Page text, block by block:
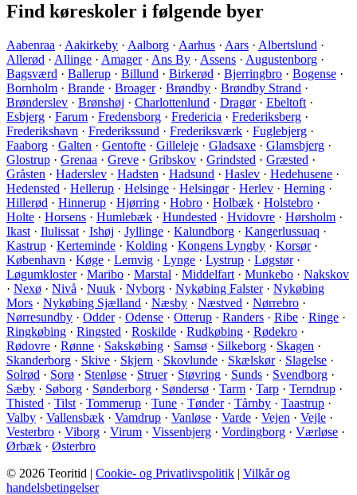
Find køreskoler i følgende byer
Aabenraa · Aakirkeby · Aalborg · Aarhus · Aars · Albertslund ·
Allerød · Allinge · Amager· Ans By · Assens · Augustenborg ·
Bagsværd · Ballerup · Billund · Birkerød · Bjerringbro · Bogense ·
Bornholm · Brande · Broager· Brøndby · Brøndby Strand ·
Brønderslev · Brønshøj · Charlottenlund · Dragør· Ebeltoft ·
Esbjerg · Farum · Fredensborg · Fredericia · Frederiksberg ·
Frederikshavn · Frederikssund · Frederiksværk · Fuglebjerg ·
Faaborg · Galten · Gentofte · Gilleleje · Gladsaxe · Glamsbjerg ·
Glostrup · Grenaa · Greve · Gribskov · Grindsted · Græsted ·
Gråsten · Haderslev · Hadsten · Hadsund · Haslev · Hedehusene ·
Hedensted · Hellerup · Helsinge · Helsingør· Herlev · Herning ·
Hillerød · Hinnerup · Hjørring · Hobro · Holbæk · Holstebro ·
Holte · Horsens · Humlebæk · Hundested · Hvidovre · Hørsholm ·
Ikast · Ilulissat · Ishøj · Jyllinge · Kalundborg · Kangerlussuaq ·
Kastrup · Kerteminde · Kolding · Kongens Lyngby · Korsør·
København · Køge · Lemvig · Lynge · Lystrup · Løgstør·
Løgumkloster· Maribo · Marstal · Middelfart · Munkebo · Nakskov
· Nexø · Nivå · Nuuk · Nyborg · Nykøbing Falster· Nykøbing
Mors · Nykøbing Sjælland · Næsby · Næstved · Nørrebro ·
Nørresundby · Odder· Odense · Otterup · Randers · Ribe · Ringe ·
Ringkøbing · Ringsted · Roskilde · Rudkøbing · Rødekro ·
Rødovre · Rønne · Sakskøbing · Samsø · Silkeborg · Skagen ·
Skanderborg · Skive · Skjern · Skovlunde · Skælskør· Slagelse ·
Solrød · Sorø · Stenløse · Struer· Støvring · Sunds · Svendborg ·
Sæby · Søborg · Sønderborg · Søndersø · Tarm · Tarp · Terndrup ·
Thisted · Tilst · Tommerup · Tune · Tønder· Tårnby · Taastrup ·
Valby · Vallensbæk · Vamdrup · Vanløse · Varde · Vejen · Vejle ·
Vesterbro · Viborg · Virum · Vissenbjerg · Vordingborg · Værløse ·
Ørbæk · Østerbro
© 2026 Teoritid | Cookie- og Privatlivspolitik | Vilkår og
handelsbetingelser